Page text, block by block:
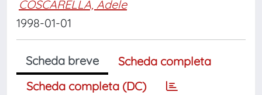
COSCARELLA, Adele
1998-01-01
Scheda breve
Scheda completa
Scheda completa (DC)